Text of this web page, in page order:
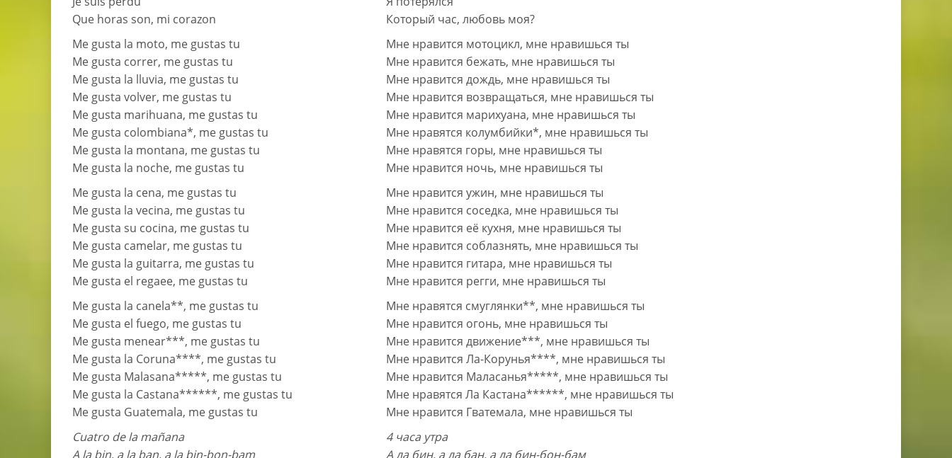
Que horas son, mi corazon
Me gusta la moto, me gustas tu
Me gusta correr, me gustas tu
Me gusta la lluvia, me gustas tu
Me gusta volver, me gustas tu
Me gusta marihuana, me gustas tu
Me gusta colombiana*, me gustas tu
Me gusta la montana, me gustas tu
Me gusta la noche, me gustas tu
Me gusta la cena, me gustas tu
Me gusta la vecina, me gustas tu
Me gusta su cocina, me gustas tu
Me gusta camelar, me gustas tu
Me gusta la guitarra, me gustas tu
Me gusta el regaee, me gustas tu
Me gusta la canela**, me gustas tu
Me gusta el fuego, me gustas tu
Me gusta menear***, me gustas tu
Me gusta la Coruna****, me gustas tu
Me gusta Malasana*****, me gustas tu
Me gusta la Castana******, me gustas tu
Me gusta Guatemala, me gustas tu
Cuatro de la mañana
A la bin, a la ban, a la bin-bon-bam
Который час, любовь моя?
Мне нравится мотоцикл, мне нравишься ты
Мне нравится бежать, мне нравишься ты
Мне нравится дождь, мне нравишься ты
Мне нравится возвращаться, мне нравишься ты
Мне нравится марихуана, мне нравишься ты
Мне нравятся колумбийки*, мне нравишься ты
Мне нравятся горы, мне нравишься ты
Мне нравится ночь, мне нравишься ты
Мне нравится ужин, мне нравишься ты
Мне нравится соседка, мне нравишься ты
Мне нравится её кухня, мне нравишься ты
Мне нравится соблазнять, мне нравишься ты
Мне нравится гитара, мне нравишься ты
Мне нравится регги, мне нравишься ты
Мне нравятся смуглянки**, мне нравишься ты
Мне нравится огонь, мне нравишься ты
Мне нравится движение***, мне нравишься ты
Мне нравится Ла-Корунья****, мне нравишься ты
Мне нравится Маласанья*****, мне нравишься ты
Мне нравятся Ла Кастана******, мне нравишься ты
Мне нравится Гватемала, мне нравишься ты
4 часа утра
А ла бин, а ла бан, а ла бин-бон-бам